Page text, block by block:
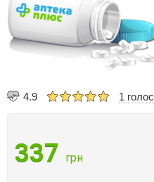
4.9 1 голос
337 грн